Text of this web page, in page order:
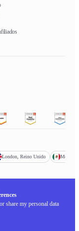
London, Reino Unido Mexico
share my personal data